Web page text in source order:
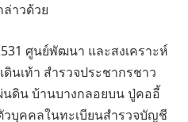
าวด้วย
ศูนย์พัฒนา และสงเคราะห์
นเท้า สํารวจประชากรชาว
ดิน บ้านบางกลอยบน ปู่คออี้
บุคคลในทะเบียนสํารวจบัญชี